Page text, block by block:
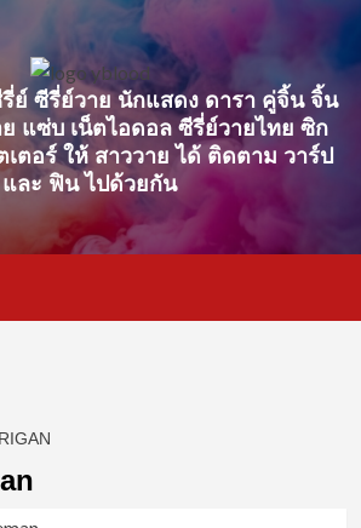
ย์ ซีรี่ย์วาย นักแสดง ดารา คู่จิ้น จิ้น
แซ่บ เน็ตไอดอล ซีรี่ย์วายไทย ซิก
ตอร์ ให้ สาววาย ได้ ติดตาม วาร์ป
และ ฟิน ไปด้วยกัน